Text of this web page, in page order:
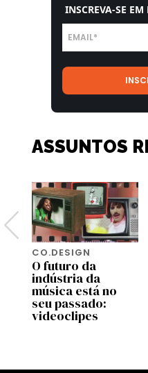
INSCREVA-SE
ASSUNTOS
CO.DESIGN
O futuro da
indústria da
música está no
seu passado:
videoclipes